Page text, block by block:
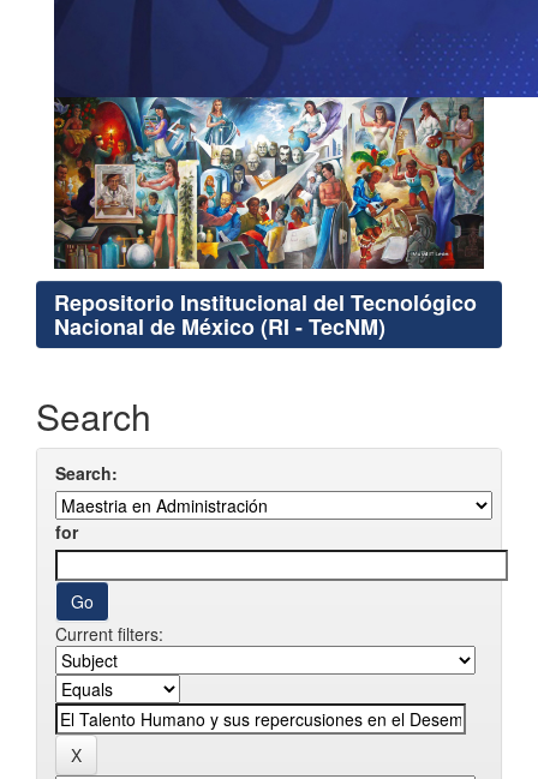
Repositorio Institucional del Tecnológico
Nacional de México (RI - TecNM)
Search
Search:
for
Current filters: